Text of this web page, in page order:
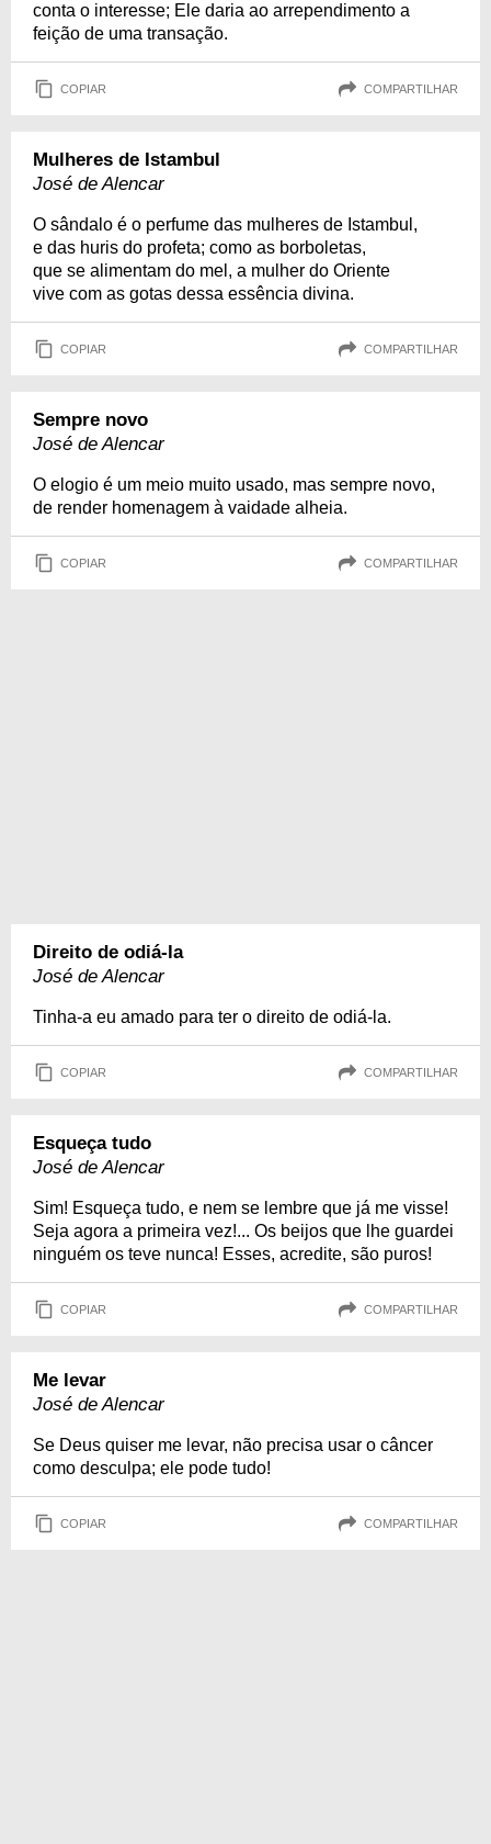
conta o interesse; Ele daria ao arrependimento a
feição de uma transação.
COPIAR COMPARTILHAR
Mulheres de Istambul
José de Alencar
O sândalo é o perfume das mulheres de Istambul,
e das huris do profeta; como as borboletas,
que se alimentam do mel, a mulher do Oriente
vive com as gotas dessa essência divina.
COPIAR COMPARTILHAR
Sempre novo
José de Alencar
O elogio é um meio muito usado, mas sempre novo,
de render homenagem à vaidade alheia.
COPIAR COMPARTILHAR
Direito de odiá-la
José de Alencar
Tinha-a eu amado para ter o direito de odiá-la.
COPIAR COMPARTILHAR
Esqueça tudo
José de Alencar
Sim! Esqueça tudo, e nem se lembre que já me visse!
Seja agora a primeira vez!... Os beijos que lhe guardei
ninguém os teve nunca! Esses, acredite, são puros!
COPIAR COMPARTILHAR
Me levar
José de Alencar
Se Deus quiser me levar, não precisa usar o câncer
como desculpa; ele pode tudo!
COPIAR COMPARTILHAR